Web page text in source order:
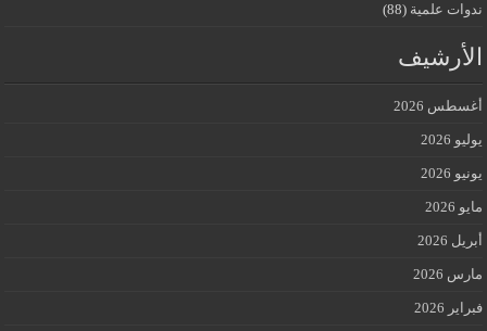
ندوات علمية (88)
الأرشيف
أغسطس 2026
يوليو 2026
يونيو 2026
مايو 2026
أبريل 2026
مارس 2026
فبراير 2026